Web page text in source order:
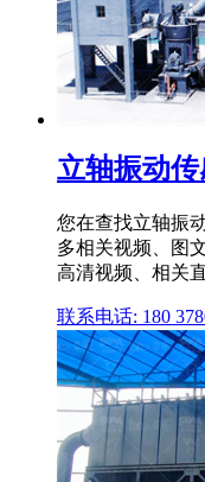
立轴振动
您在查找立轴振
多相关视频、图
高清视频、相关
联系电话: 180